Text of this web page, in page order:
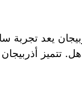
يعد تجربة
تتميز أذربيجان